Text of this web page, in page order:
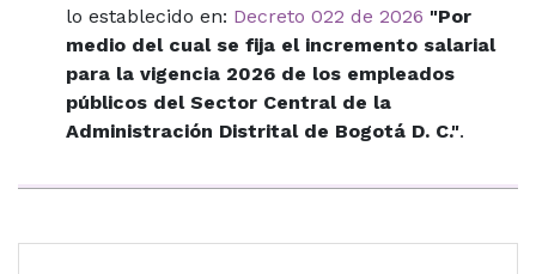
lo establecido en: Decreto 022 de 2026 "Por
medio del cual se fija el incremento salarial
para la vigencia 2026 de los empleados
públicos del Sector Central de la
Administración Distrital de Bogotá D. C.".